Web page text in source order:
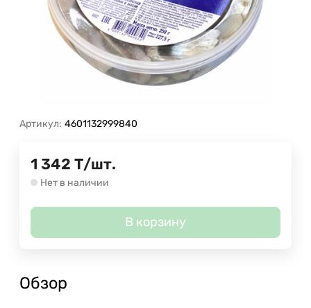
Артикул: 4601132999840
1 342 Т/шт.
Нет в наличии
В корзину
Обзор